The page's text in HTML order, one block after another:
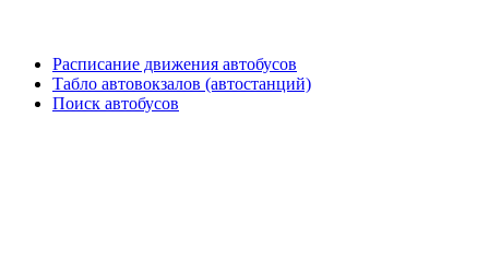
Расписание движения автобусов
Табло автовокзалов (автостанций)
Поиск автобусов